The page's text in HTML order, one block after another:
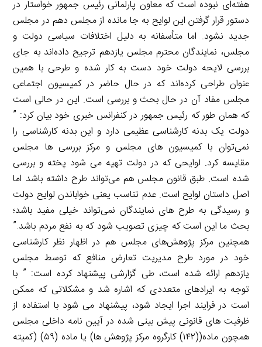
هفته‌ای نبوده است که معاون پارلمانی رئیس جمهور خواستار در
دستور قرار گرفتن این لوایح به جا مانده از مجلس دهم در مجلس
جدید نشود. اما متأسفانه به دلیل اختلافات سیاسی دولت و
مجلس، نمایندگان محترم مجلس یازدهم ترجیح داده‌اند به جای
بررسی لایحه دولت خود دست به کار شده و طرحی با همین
عنوان طراحی کرده‌اند که در حال حاضر در کمیسیون اجتماعی
مجلس مفاد آن در حال بحث و بررسی است. این در حالی است
که همان طور که رئیس جمهور در کنفرانس خبری خود بیان کرد: ”
دولت یک بدنه کارشناسی عظیمی دارد و این بدنه کارشناسی را
نمی‌توان با کمیسیون های مجلس و مرکز بررسی ها مجلس
مقایسه کرد. لوایحی که در دولت تهیه می شود پخته و بررسی
شده است. طبق قانون مجلس هم می‌تواند طرح داشته باشد اما
اصل داستان لوایح است. عدم تناسب یعنی خواباندن لوایح دولت
و رسیدگی به طرح های نمایندگان نمی‌تواند خیلی مفید باشد؛
بحث ما این است که چیزی تصویب شود که به نفع مردم باشد.”
همچنین مرکز پژوهش‌های مجلس هم در اظهار نظر کارشناسی
خود در مورد طرح مدیریت تعارض منافع که توسط مجلس
یازدهم ارائه شده است، طی گزارشی پیشنهاد کرده است: ” با
توجه به ایرادهای متعددی که اشاره شد و مشکلاتی که ممکن
است در فرایند اجرا ایجاد شود، پیشنهاد می شود با استفاده از
ظرفیت های قانونی پیش بینی شده در آیین نامه داخلی مجلس
همچون ماده((۱۴۲) کارگروه مرکز پژوهش ها) یا ماده (۵۹) (کمیته